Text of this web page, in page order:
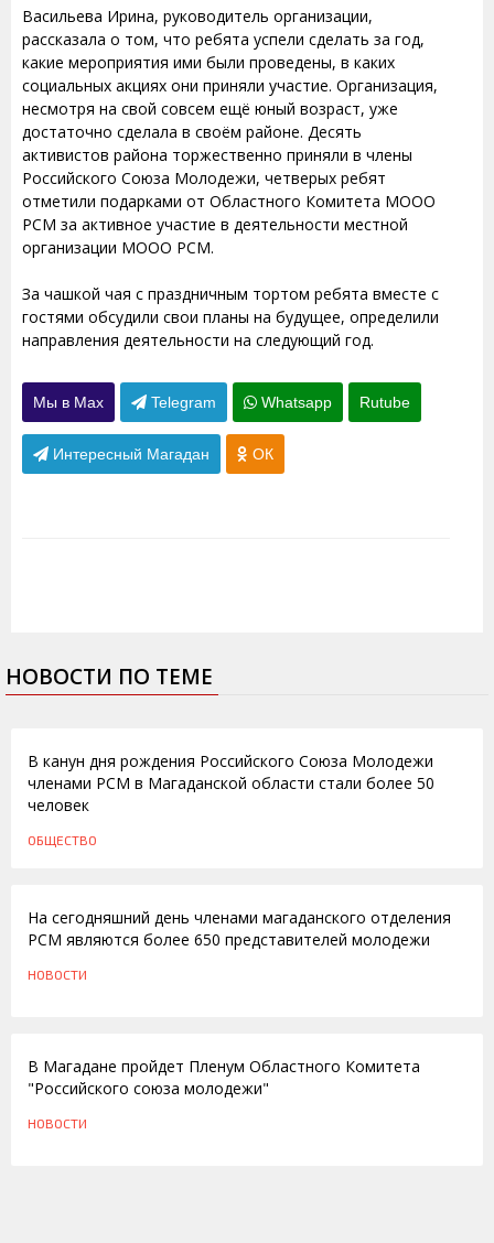
Васильева Ирина, руководитель организации,
рассказала о том, что ребята успели сделать за год,
какие мероприятия ими были проведены, в каких
социальных акциях они приняли участие. Организация,
несмотря на свой совсем ещё юный возраст, уже
достаточно сделала в своём районе. Десять
активистов района торжественно приняли в члены
Российского Союза Молодежи, четверых ребят
отметили подарками от Областного Комитета МООО
РСМ за активное участие в деятельности местной
организации МООО РСМ.
За чашкой чая с праздничным тортом ребята вместе с
гостями обсудили свои планы на будущее, определили
направления деятельности на следующий год.
Мы в Max Telegram Whatsapp Rutube
Интересный Магадан ОК
НОВОСТИ ПО ТЕМЕ
В канун дня рождения Российского Союза Молодежи
членами РСМ в Магаданской области стали более 50
человек
ОБЩЕСТВО
На сегодняшний день членами магаданского отделения
РСМ являются более 650 представителей молодежи
НОВОСТИ
В Магадане пройдет Пленум Областного Комитета
"Российского союза молодежи"
НОВОСТИ